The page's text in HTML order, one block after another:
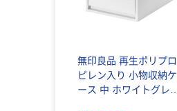
無印良品 再生ポリプロ
ピレン入り 小物収納ケ
ース 中 ホワイトグレー